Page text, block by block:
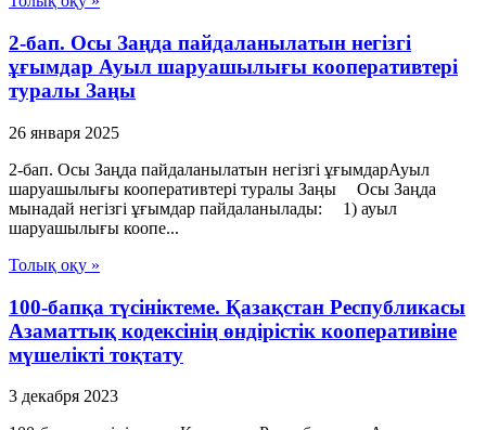
2-бап. Осы Заңда пайдаланылатын негiзгi
ұғымдар Ауыл шаруашылығы кооперативтері
туралы Заңы
26 января 2025
2-бап. Осы Заңда пайдаланылатын негiзгi ұғымдарАуыл
шаруашылығы кооперативтері туралы Заңы Осы Заңда
мынадай негізгі ұғымдар пайдаланылады: 1) ауыл
шаруашылығы коопе...
Толық оқу »
100-бапқа түсініктеме. Қазақстан Республикасы
Азаматтық кодексінің өндірістік кооперативіне
мүшелікті тоқтату
3 декабря 2023